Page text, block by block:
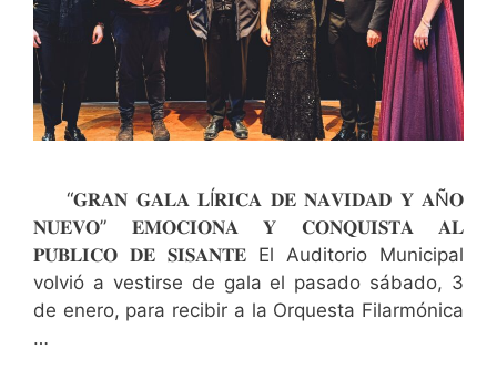
“𝐆𝐑𝐀𝐍 𝐆𝐀𝐋𝐀 𝐋Í𝐑𝐈𝐂𝐀 𝐃𝐄 𝐍𝐀𝐕𝐈𝐃𝐀𝐃 𝐘 𝐀Ñ𝐎
𝐍𝐔𝐄𝐕𝐎” 𝐄𝐌𝐎𝐂𝐈𝐎𝐍𝐀 𝐘 𝐂𝐎𝐍𝐐𝐔𝐈𝐒𝐓𝐀 𝐀𝐋
𝐏𝐔́𝐁𝐋𝐈𝐂𝐎 𝐃𝐄 𝐒𝐈𝐒𝐀𝐍𝐓𝐄 El Auditorio Municipal
volvió a vestirse de gala el pasado sábado, 3
de enero, para recibir a la Orquesta Filarmónica
…